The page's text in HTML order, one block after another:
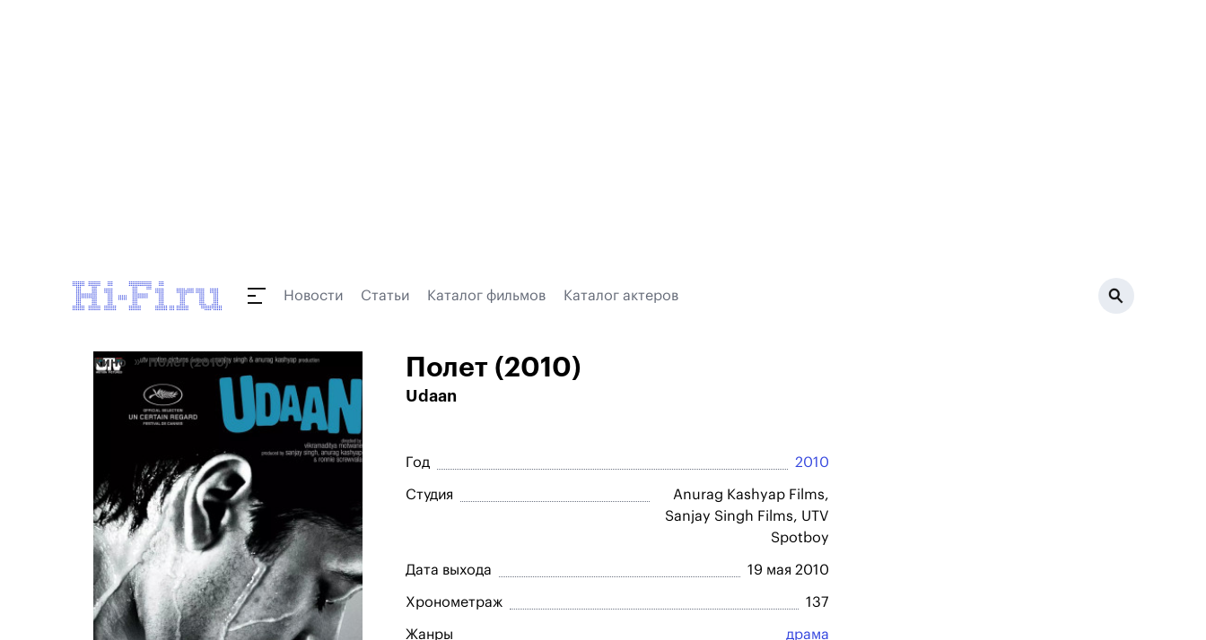
Новости Статьи Каталог фильмов Каталог актеров
Кино Полет (2010) Полет (2010)
Udaan
Год 2010
Студия
Anurag Kashyap Films,
Sanjay Singh Films, UTV
Spotboy
Дата выхода 19 мая 2010
Хронометраж 137
Жанры драма